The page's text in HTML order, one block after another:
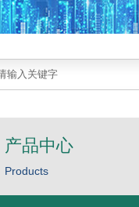
产品中心
Products